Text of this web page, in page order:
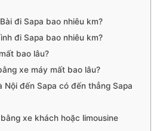
đi Sapa bao nhiêu km?
đi Sapa bao nhiêu km?
bao lâu?
xe máy mất bao lâu?
Nội đến Sapa có đến thẳng Sapa
xe khách hoặc limousine